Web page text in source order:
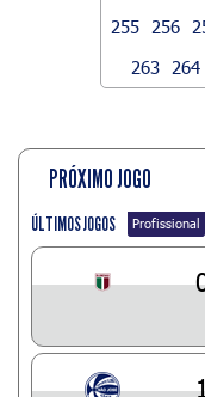
255
256
263
264
PRÓXIMO JOGO
ÚLTIMOS JOGOS Profissional